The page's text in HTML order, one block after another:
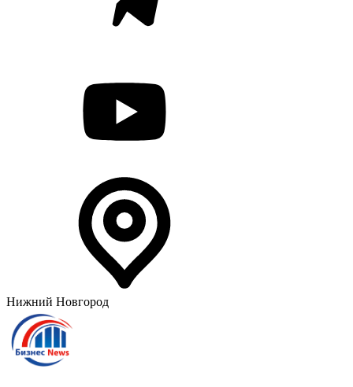
Нижний Новгород